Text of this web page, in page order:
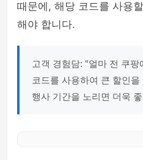
때문에, 해당 코드를 사용
해야 합니다.
고객 경험담: "얼마 전 쿠
코드를 사용하여 큰 할인
행사 기간을 노리면 더욱